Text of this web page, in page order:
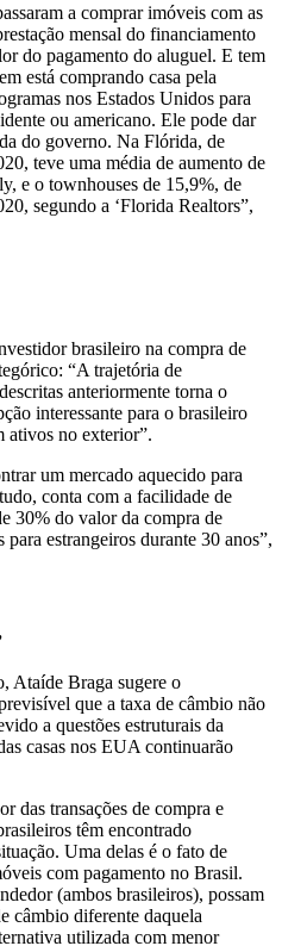
a comprar imóveis com as
mensal do financiamento
do pagamento do aluguel. E tem
está comprando casa pela
nos Estados Unidos para
ou americano. Ele pode dar
do governo. Na Flórida, de
teve uma média de aumento de
e o townhouses de 15,9%, de
segundo a ‘Florida Realtors”,
brasileiro na compra de
“A trajetória de
anteriormente torna o
interessante para o brasileiro
ativos no exterior”.
um mercado aquecido para
conta com a facilidade de
30% do valor da compra de
estrangeiros durante 30 anos”,
Ataíde Braga sugere o
que a taxa de câmbio não
a questões estruturais da
casas nos EUA continuarão
das transações de compra e
têm encontrado
Uma delas é o fato de
com pagamento no Brasil.
(ambos brasileiros), possam
câmbio diferente daquela
utilizada com menor